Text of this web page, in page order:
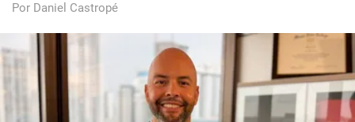
Por Daniel Castropé